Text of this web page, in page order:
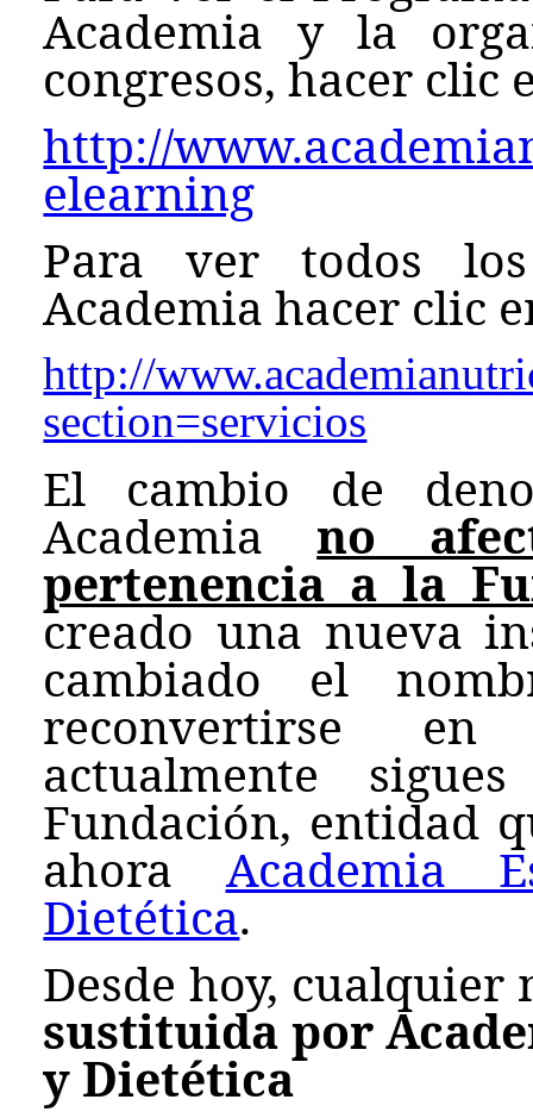
Academia y la
congresos, hacer clic
http://
elearning
Para ver todos
Academia hacer clic
http://
section=servicios
El cambio de
Academiano
pertenencia a la
creado una nueva
cambiado el
reconvertirse
actualmente
Fundación, entidad
ahora Academia
Dietética.
Desde hoy, cualquier
sustituida por
y Dietética